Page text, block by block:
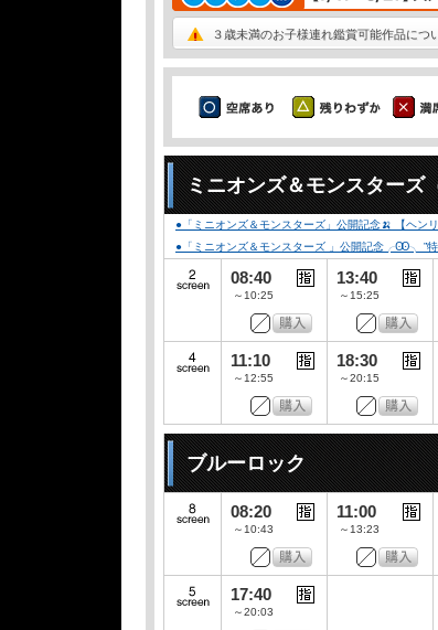
３歳未満のお子様連れ鑑賞可能作品につ
ミニオンズ＆モンスターズ
●「ミニオンズ＆モンスターズ」公開記念🍌 【ヘン
●「ミニオンズ＆モンスターズ 」公開記念╭Ꙭ╮ ”特
08:40
～10:25
13:40
～15:25
11:10
～12:55
18:30
～20:15
ブルーロック
08:20
～10:43
11:00
～13:23
17:40
～20:03